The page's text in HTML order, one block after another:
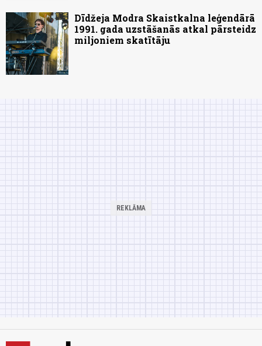
Dīdžeja Modra Skaistkalna leģendārā
1991. gada uzstāšanās atkal pārsteidz
miljoniem skatītāju